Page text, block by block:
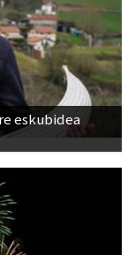
eskubidea